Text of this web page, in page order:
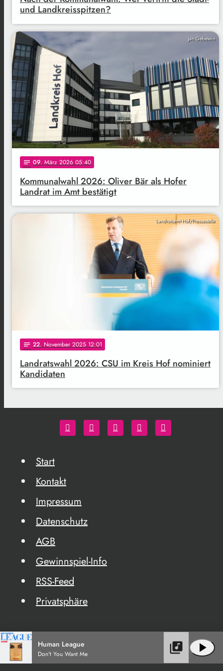
und Landkreisspitzen?
Jan Gebelein
notes 09. März 2026 05:40
Kommunalwahl 2026: Oliver Bär als Hofer
Landrat im Amt bestätigt
Landratsamt Hof/Pressestelle
notes 22. November 2025 12:01
Landratswahl 2026: CSU im Kreis Hof nominiert
Kandidaten
Start
Kontakt
Impressum
Datenschutz
AGB
Gewinnspiel-Info
RSS-Feed
Privatsphäre
Human League
Don't You Want Me play_arrow
library_music